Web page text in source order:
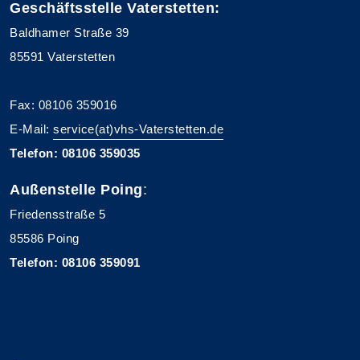
Geschäftsstelle Vaterstetten:
Baldhamer Straße 39
85591 Vaterstetten
Fax: 08106 359016
E-Mail: service(at)vhs-Vaterstetten.de
Telefon: 08106 359035
Außenstelle Poing:
Friedensstraße 5
85586 Poing
Telefon: 08106 359091